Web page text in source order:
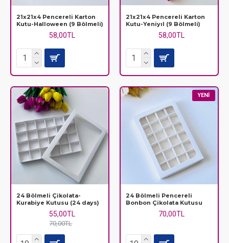
21x21x4 Pencereli Karton
Kutu-Halloween (9 Bölmeli)
58,00TL
21x21x4 Pencereli Karton
Kutu-Yeniyıl (9 Bölmeli)
58,00TL
24 Bölmeli Çikolata-
Kurabiye Kutusu (24 days)
55,00TL
70,00TL
YENI
24 Bölmeli Pencereli
Bonbon Çikolata Kutusu
70,00TL